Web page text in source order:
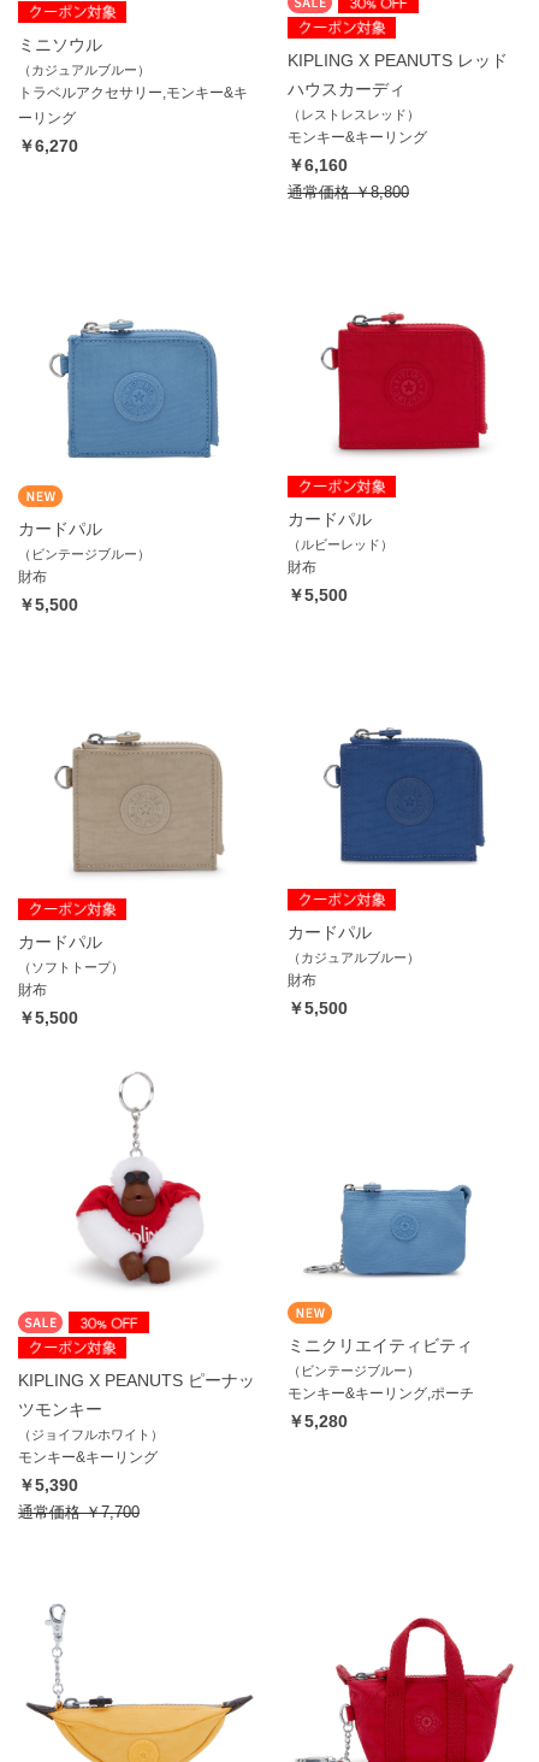
ミニソウル
（カジュアルブルー）
トラベルアクセサリー,モンキー&キ
ーリング
￥6,270
KIPLING X PEANUTS レッド
ハウスカーディ
（レストレスレッド）
モンキー&キーリング
￥6,160
通常価格￥8,800
カードパル
（ビンテージブルー）
財布
￥5,500
カードパル
（ルビーレッド）
財布
￥5,500
カードパル
（ソフトトープ）
財布
￥5,500
カードパル
（カジュアルブルー）
財布
￥5,500
KIPLING X PEANUTS ピーナッ
ツモンキー
（ジョイフルホワイト）
モンキー&キーリング
￥5,390
通常価格￥7,700
ミニクリエイティビティ
（ビンテージブルー）
モンキー&キーリング,ポーチ
￥5,280